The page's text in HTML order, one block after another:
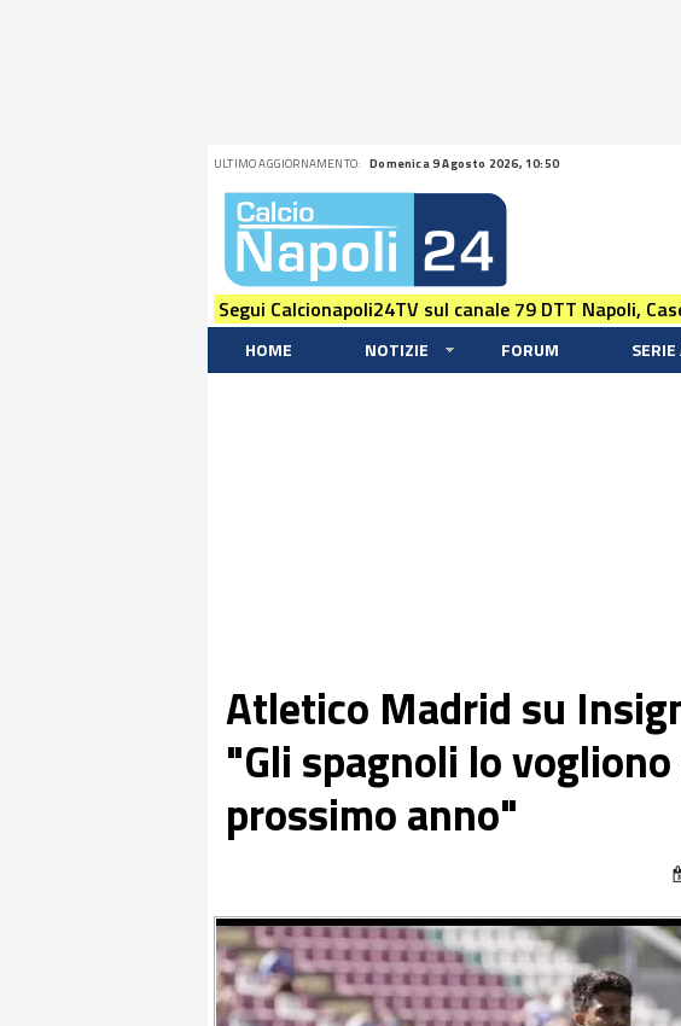
ULTIMO AGGIORNAMENTO: Domenica 9 Agosto 2026, 10:50
Segui Calcionapoli24TV sul canale 79 DTT Napoli,
HOME NOTIZIE FORUM SERIE
Atletico Madrid su
"Gli spagnoli lo
prossimo anno"